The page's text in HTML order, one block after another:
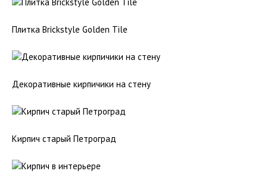
Плитка Brickstyle Golden Tile
Декоративные кирпичики на стену
Кирпич старый Петроград